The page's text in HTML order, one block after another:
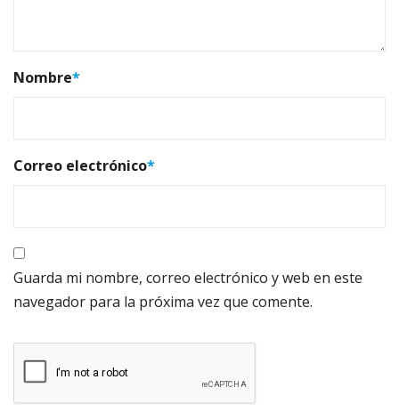
Nombre*
Correo electrónico*
Guarda mi nombre, correo electrónico y web en este
navegador para la próxima vez que comente.